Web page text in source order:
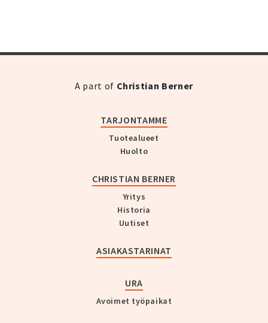
A part of Christian Berner
TARJONTAMME
Tuotealueet
Huolto
CHRISTIAN BERNER
Yritys
Historia
Uutiset
ASIAKASTARINAT
URA
Avoimet työpaikat